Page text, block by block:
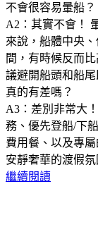
不會很容易暈船？
A2：其實不會！
來說，船體中央
間，有時候反而
議避開船頭和船
真的有差嗎？
A3：差別非常大
務、優先登船/下
費用餐、以及專
安靜奢華的渡假
繼續閱讀